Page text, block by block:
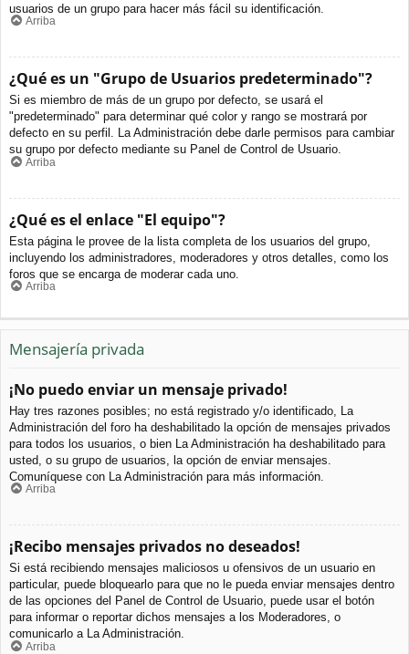
usuarios de un grupo para hacer más fácil su identificación.
Arriba
¿Qué es un "Grupo de Usuarios predeterminado"?
Si es miembro de más de un grupo por defecto, se usará el
"predeterminado" para determinar qué color y rango se mostrará por
defecto en su perfil. La Administración debe darle permisos para cambiar
su grupo por defecto mediante su Panel de Control de Usuario.
Arriba
¿Qué es el enlace "El equipo"?
Esta página le provee de la lista completa de los usuarios del grupo,
incluyendo los administradores, moderadores y otros detalles, como los
foros que se encarga de moderar cada uno.
Arriba
Mensajería privada
¡No puedo enviar un mensaje privado!
Hay tres razones posibles; no está registrado y/o identificado, La
Administración del foro ha deshabilitado la opción de mensajes privados
para todos los usuarios, o bien La Administración ha deshabilitado para
usted, o su grupo de usuarios, la opción de enviar mensajes.
Comuníquese con La Administración para más información.
Arriba
¡Recibo mensajes privados no deseados!
Si está recibiendo mensajes maliciosos u ofensivos de un usuario en
particular, puede bloquearlo para que no le pueda enviar mensajes dentro
de las opciones del Panel de Control de Usuario, puede usar el botón
para informar o reportar dichos mensajes a los Moderadores, o
comunicarlo a La Administración.
Arriba